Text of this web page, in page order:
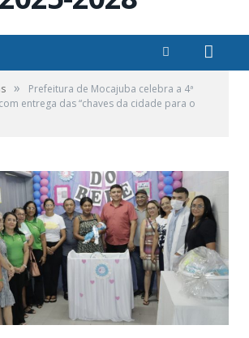
»
Prefeitura de Mocajuba celebra a 4ª
entrega das “chaves da cidade para o